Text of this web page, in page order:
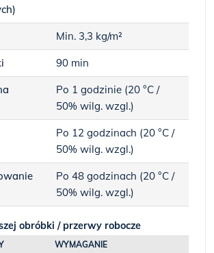
Min. 3,3 kg/m²
90 min
Po 1 godzinie (20 °C /
50% wilg. wzgl.)
Po 12 godzinach (20 °C /
50% wilg. wzgl.)
Po 48 godzinach (20 °C /
50% wilg. wzgl.)
obróbki / przerwy robocze
WYMAGANIE